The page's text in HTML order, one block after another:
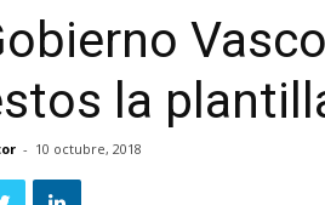
la
- 10 octubre, 2018